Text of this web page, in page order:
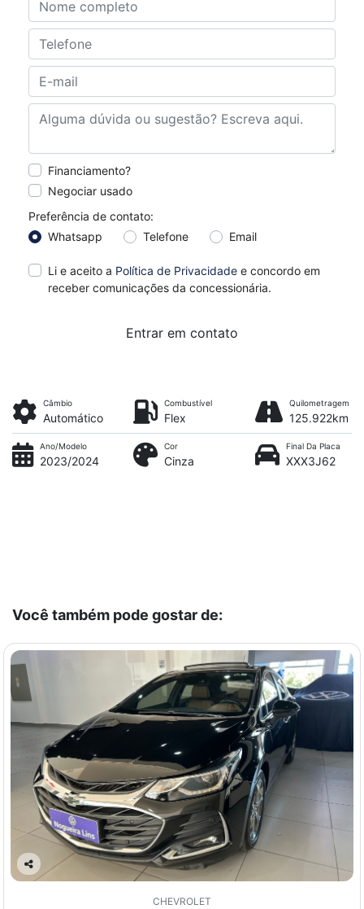
Financiamento?
Negociar usado
Preferência de contato:
Whatsapp
Telefone Email
Li e aceito a Política de Privacidade e concordo em
receber comunicações da concessionária.
Entrar em contato
Câmbio
Automático
Combustível
Flex
Quilometragem
125.922km
Ano/Modelo
2023/2024
Cor
Cinza
Final Da Placa
XXX3J62
Você também pode gostar de:
Co
CHEVROLET